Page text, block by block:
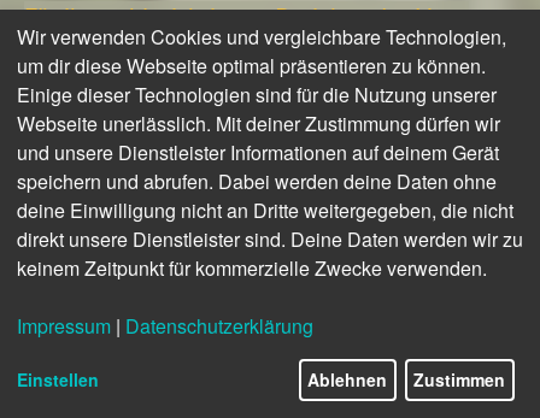
Für ihr wohl wichtigstes Projekt – das Haus
ihrer Familie – arbeitete Kreativdirektorin,
Filmkünstlerin und Kuratorin Andrea Gelardin
ausschließlich mit Farben aus dem Hause
Mylands. Die mühelos elegante und
farbenfrohe Gestaltung ihres Domizils in
England ist stark von ihren spanischen und
italienischen Wurzeln geprägt. Im Zentrum des
Familienlebens steht die Küche, die daher ein
ganz besonderes farbliches Augenmerk erhielt:
Für die Küchenschränke entwickelte Andrea
Gelardin gemeinsam mit Mylands einen eigenen
Wir verwenden Cookies und vergleichbare Technologien,
um dir diese Webseite optimal präsentieren zu können.
Einige dieser Technologien sind für die Nutzung unserer
Webseite unerlässlich. Mit deiner Zustimmung dürfen wir
und unsere Dienstleister Informationen auf deinem Gerät
speichern und abrufen. Dabei werden deine Daten ohne
deine Einwilligung nicht an Dritte weitergegeben, die nicht
direkt unsere Dienstleister sind. Deine Daten werden wir zu
keinem Zeitpunkt für kommerzielle Zwecke verwenden.
Impressum | Datenschutzerklärung
Einstellen Ablehnen Zustimmen